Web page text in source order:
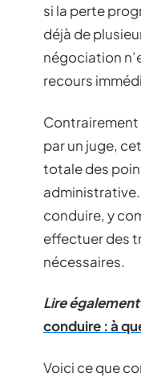
si la perte
déjà de
négociation
recours
Contrairement
par un juge,
totale des
conduire, y
effectuer des
nécessaires.
Lire
conduire : à
Voici ce que